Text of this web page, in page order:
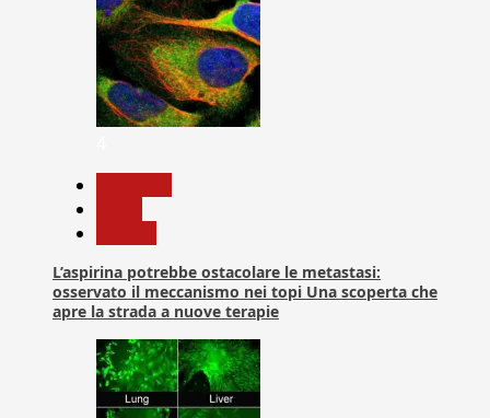
L’aspirina potrebbe ostacolare le metastasi:
osservato il meccanismo nei topi Una scoperta che
apre la strada a nuove terapie